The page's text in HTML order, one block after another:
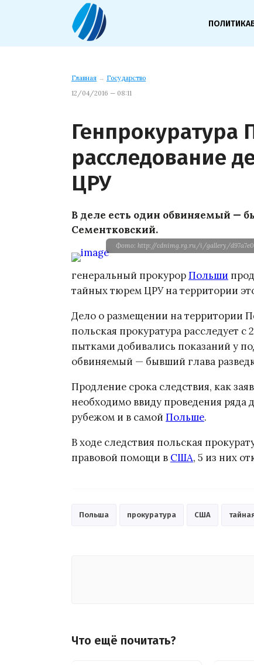
ПОЛИТИКА
Главная → Государство
12/04/2016 — 08:11
расследование
ЦРУ
В деле есть один обвиняемый —
Сементковский.
Фото: http://cdnimg.rg.ru/i/gallery/
генеральный прокурорПольши
тайных тюрем ЦРУ на территории
Дело о размещении на территории
польская прокуратура расследует
пытками добивались показаний у
обвиняемый — бывший глава
Продление срока следствия, как
необходимо ввиду проведения ряда
рубежом и в самой Польше.
В ходе следствия польская
правовой помощи в США, 5 из них
Польша прокуратура США
Что ещё почитать?